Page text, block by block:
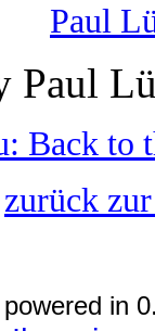
Paul
Back to
zurück
powered in